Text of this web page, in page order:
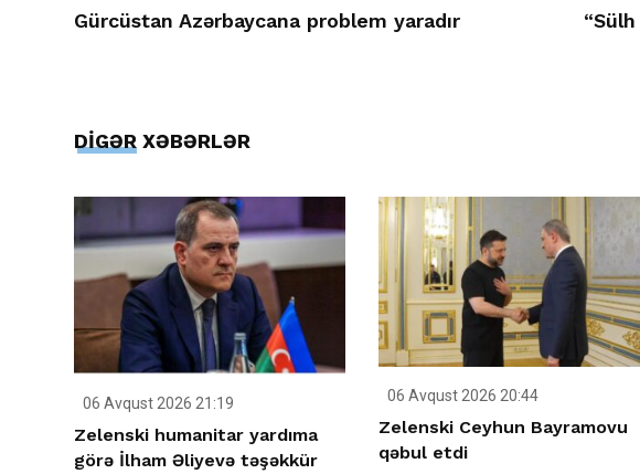
Gürcüstan Azərbaycana problem yaradır
DİGƏR XƏBƏRLƏR
06 Avqust 2026 21:19
Zelenski humanitar yardıma
görə İlham Əliyevə təşəkkür
06 Avqust 2026 20:44
Zelenski Ceyhun Bayramovu
qəbul etdi